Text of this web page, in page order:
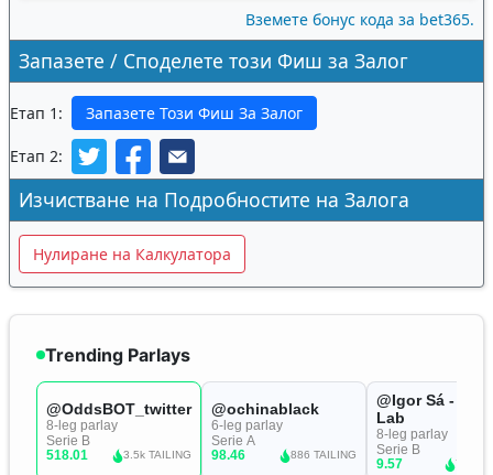
Вземете бонус кода за bet365.
Запазете / Споделете този Фиш за Залог
Етап 1: Запазете Този Фиш За Залог
Етап 2:
Изчистване на Подробностите на Залога
Нулиране на Калкулатора